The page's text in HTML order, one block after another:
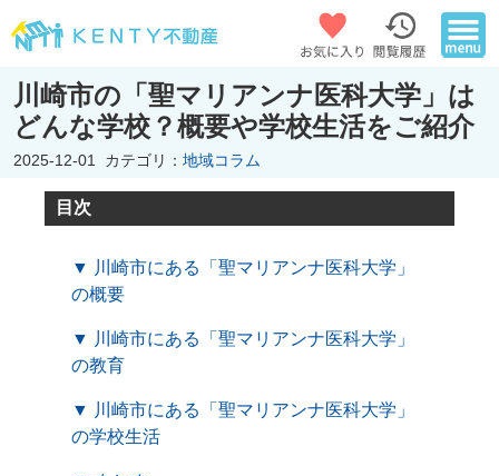
川崎市の「聖マリアンナ医科大学」は
どんな学校？概要や学校生活をご紹介
2025-12-01 カテゴリ： 地域コラム
目次
▼ 川崎市にある「聖マリアンナ医科大学」
の概要
▼ 川崎市にある「聖マリアンナ医科大学」
の教育
▼ 川崎市にある「聖マリアンナ医科大学」
の学校生活